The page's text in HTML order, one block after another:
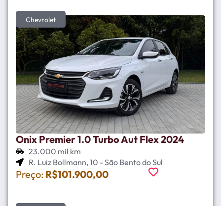
Chevrolet
Onix Premier 1.0 Turbo Aut Flex 2024
23.000 mil km
R. Luiz Bollmann, 10 - São Bento do Sul
Preço: R$101.900,00